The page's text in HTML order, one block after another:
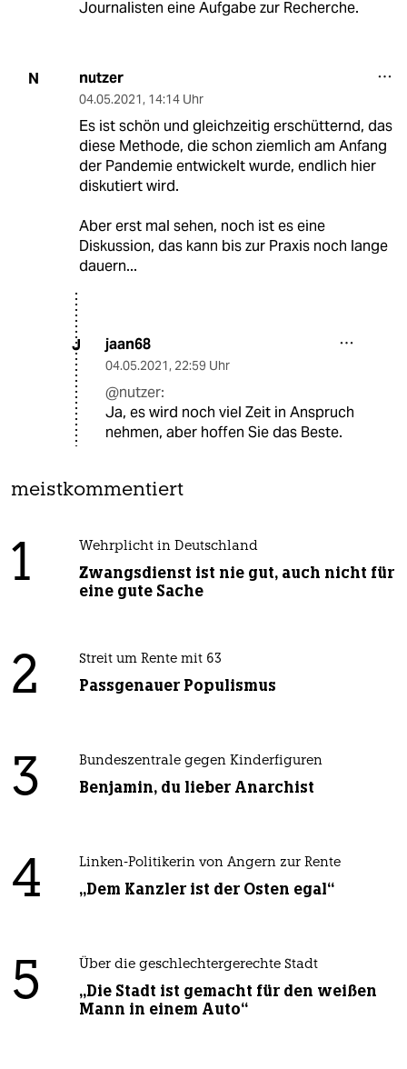
Journalisten eine Aufgabe zur Recherche.
N nutzer
04.05.2021, 14:14 Uhr
Es ist schön und gleichzeitig erschütternd, das
diese Methode, die schon ziemlich am Anfang
der Pandemie entwickelt wurde, endlich hier
diskutiert wird.
Aber erst mal sehen, noch ist es eine
Diskussion, das kann bis zur Praxis noch lange
dauern...
J jaan68
04.05.2021, 22:59 Uhr
@nutzer:
Ja, es wird noch viel Zeit in Anspruch
nehmen, aber hoffen Sie das Beste.
meistkommentiert
1 Wehrplicht in Deutschland
Zwangsdienst ist nie gut, auch nicht für
eine gute Sache
2 Streit um Rente mit 63
Passgenauer Populismus
3 Bundeszentrale gegen Kinderfiguren
Benjamin, du lieber Anarchist
4 Linken-Politikerin von Angern zur Rente
„Dem Kanzler ist der Osten egal“
5 Über die geschlechtergerechte Stadt
„Die Stadt ist gemacht für den weißen
Mann in einem Auto“